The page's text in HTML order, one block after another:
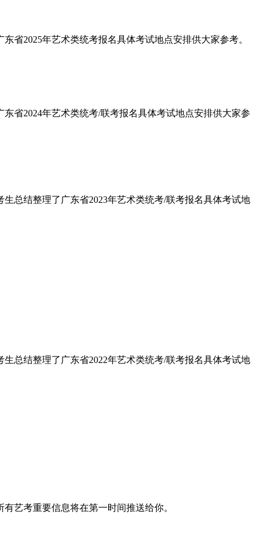
省2025年艺术类统考报名具体考试地点安排供大家参考。
省2024年艺术类统考/联考报名具体考试地点安排供大家参
总结整理了广东省2023年艺术类统考/联考报名具体考试地
总结整理了广东省2022年艺术类统考/联考报名具体考试地
艺考重要信息将在第一时间推送给你。